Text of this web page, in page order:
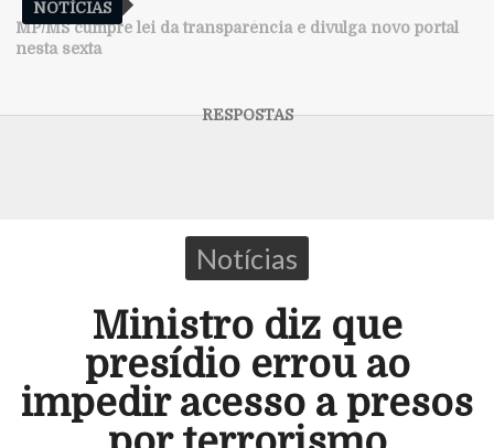
NOTÍCIAS
MP/MS cumpre lei da transparência e divulga novo portal
nesta sexta
Notícias
Ministro diz que
presídio errou ao
impedir acesso a presos